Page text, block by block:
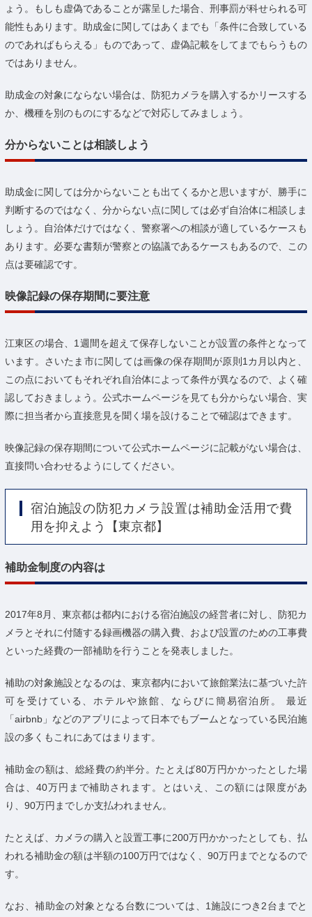
ょう。もしも虚偽であることが露呈した場合、刑事罰が科せられる可
能性もあります。助成金に関してはあくまでも「条件に合致している
のであればもらえる」ものであって、虚偽記載をしてまでもらうもの
ではありません。
助成金の対象にならない場合は、防犯カメラを購入するかリースする
か、機種を別のものにするなどで対応してみましょう。
分からないことは相談しよう
助成金に関しては分からないことも出てくるかと思いますが、勝手に
判断するのではなく、分からない点に関しては必ず自治体に相談しま
しょう。自治体だけではなく、警察署への相談が適しているケースも
あります。必要な書類が警察との協議であるケースもあるので、この
点は要確認です。
映像記録の保存期間に要注意
江東区の場合、1週間を超えて保存しないことが設置の条件となって
います。さいたま市に関しては画像の保存期間が原則1カ月以内と、
この点においてもそれぞれ自治体によって条件が異なるので、よく確
認しておきましょう。公式ホームページを見ても分からない場合、実
際に担当者から直接意見を聞く場を設けることで確認はできます。
映像記録の保存期間について公式ホームページに記載がない場合は、
直接問い合わせるようにしてください。
宿泊施設の防犯カメラ設置は補助金活用で費
用を抑えよう【東京都】
補助金制度の内容は
2017年8月、東京都は都内における宿泊施設の経営者に対し、防犯カ
メラとそれに付随する録画機器の購入費、および設置のための工事費
といった経費の一部補助を行うことを発表しました。
補助の対象施設となるのは、東京都内において旅館業法に基づいた許
可を受けている、ホテルや旅館、ならびに簡易宿泊所。 最近
「airbnb」などのアプリによって日本でもブームとなっている民泊施
設の多くもこれにあてはまります。
補助金の額は、総経費の約半分。たとえば80万円かかったとした場
合は、40万円まで補助されます。とはいえ、この額には限度があ
り、90万円までしか支払われません。
たとえば、カメラの購入と設置工事に200万円かかったとしても、払
われる補助金の額は半額の100万円ではなく、90万円までとなるので
す。
なお、補助金の対象となる台数については、1施設につき2台までと